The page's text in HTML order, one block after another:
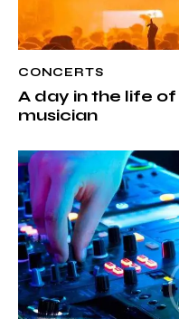
CONCERTS
A day in the life
musician